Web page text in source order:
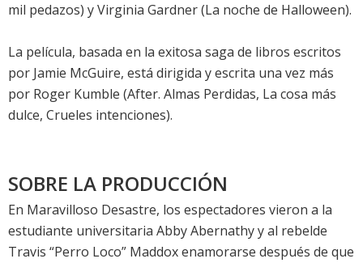
mil pedazos) y Virginia Gardner (La noche de Halloween).
La película, basada en la exitosa saga de libros escritos
por Jamie McGuire, está dirigida y escrita una vez más
por Roger Kumble (After. Almas Perdidas, La cosa más
dulce, Crueles intenciones).
SOBRE LA PRODUCCIÓN
En Maravilloso Desastre, los espectadores vieron a la
estudiante universitaria Abby Abernathy y al rebelde
Travis “Perro Loco” Maddox enamorarse después de que